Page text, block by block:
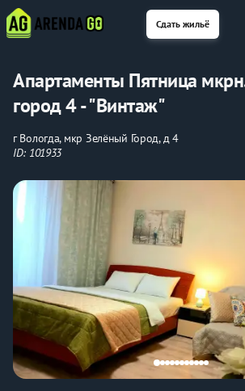
Сдать жильё
Апартаменты Пятница
город 4 - "Винтаж"
г Вологда, мкр Зелёный Город, д 4
ID: 101933